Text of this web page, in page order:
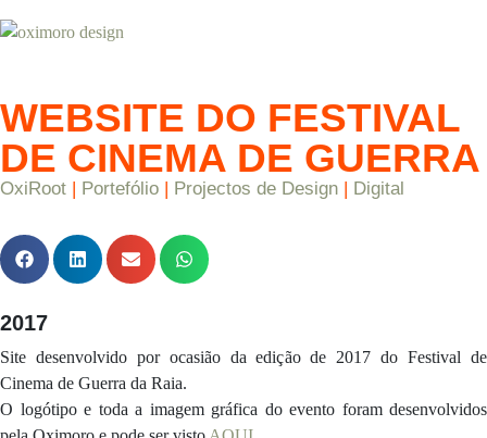
WEBSITE DO FESTIVAL
DE CINEMA DE GUERRA
OxiRoot Portefólio Projectos de Design Digital
2017
Site desenvolvido por ocasião da edição de 2017 do Festival de
Cinema de Guerra da Raia.
O logótipo e toda a imagem gráfica do evento foram desenvolvidos